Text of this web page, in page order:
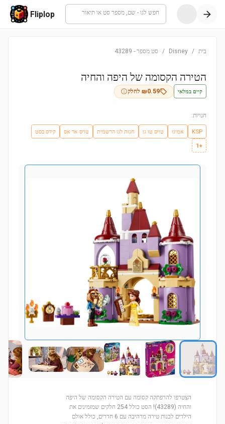
חפש לגו - שם, מספר סט או תיאור Fliplop
בית /
Disney
/ סט מספר -
43289
הטירה הקסומה של היפה והחיה
קיים במלאי ₪0.59 לחלק
חנויות:
KSP אמיגו טויס טו גו חנות לגו הרשמית טויס אר אס
קידס בסט
+1
הצטרפו להרפתקה קסומה עם הטירה הקסומה של היפה
והחיה (43289)! הסט כולל 254 חלקים שמזמינים את
הילדים לבנות טירה מרהיבה עם 6 חדרים, כולל אולם